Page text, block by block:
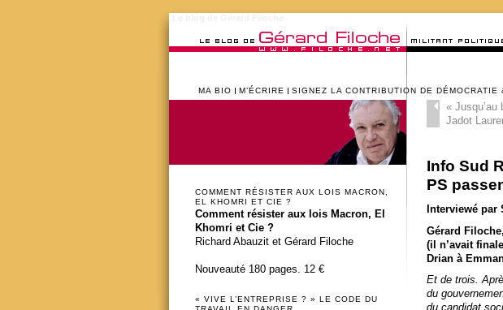
MA BIO M’ÉCRIRE SIGNEZ LA CONTRIBUTION DE DÉMOCRATIE
«Jusqu’au
Jadot
Info Sud
PS
Interviewé par
Gérard
(il n’avait
Drian à
Et de trois.
du
du candidat
COMMENT RÉSISTER AUX LOIS MACRON,
EL KHOMRI ET CIE ?
Comment résister aux lois Macron, El
Khomri et Cie ?
Richard Abauzit et Gérard Filoche
Nouveauté 180 pages. 12 €
« VIVE L’ENTREPRISE ? » LE CODE DU